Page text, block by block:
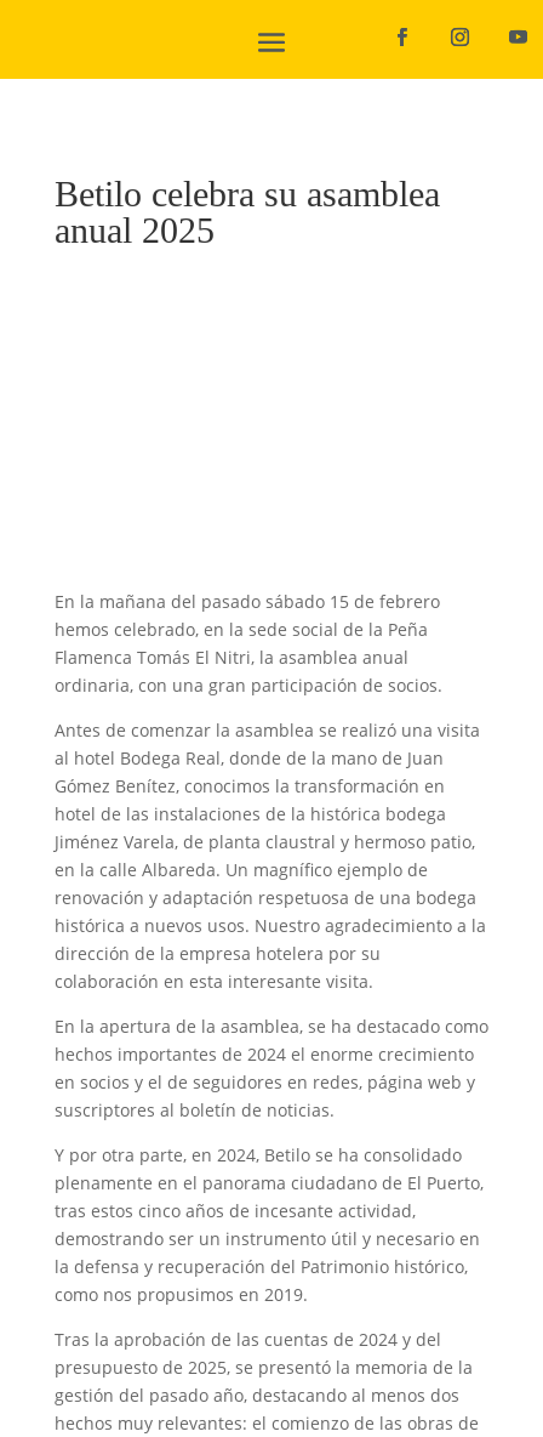
Betilo celebra su asamblea
anual 2025
En la mañana del pasado sábado 15 de febrero
hemos celebrado, en la sede social de la Peña
Flamenca Tomás El Nitri, la asamblea anual
ordinaria, con una gran participación de socios.
Antes de comenzar la asamblea se realizó una visita
al hotel Bodega Real, donde de la mano de Juan
Gómez Benítez, conocimos la transformación en
hotel de las instalaciones de la histórica bodega
Jiménez Varela, de planta claustral y hermoso patio,
en la calle Albareda. Un magnífico ejemplo de
renovación y adaptación respetuosa de una bodega
histórica a nuevos usos. Nuestro agradecimiento a la
dirección de la empresa hotelera por su
colaboración en esta interesante visita.
En la apertura de la asamblea, se ha destacado como
hechos importantes de 2024 el enorme crecimiento
en socios y el de seguidores en redes, página web y
suscriptores al boletín de noticias.
Y por otra parte, en 2024, Betilo se ha consolidado
plenamente en el panorama ciudadano de El Puerto,
tras estos cinco años de incesante actividad,
demostrando ser un instrumento útil y necesario en
la defensa y recuperación del Patrimonio histórico,
como nos propusimos en 2019.
Tras la aprobación de las cuentas de 2024 y del
presupuesto de 2025, se presentó la memoria de la
gestión del pasado año, destacando al menos dos
hechos muy relevantes: el comienzo de las obras de